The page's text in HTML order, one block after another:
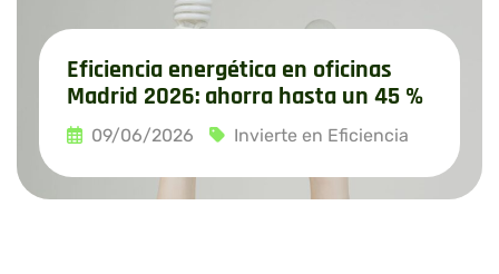
Eficiencia energética en oficinas
Madrid 2026: ahorra hasta un 45 %
09/06/2026 Invierte en Eficiencia